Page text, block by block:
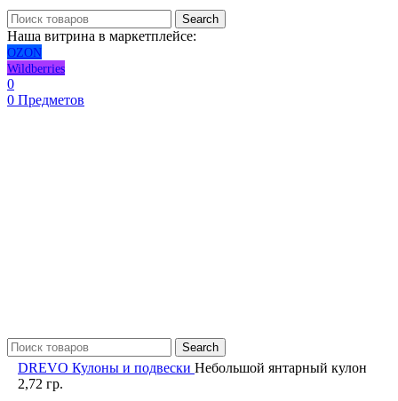
Search
Наша витрина в маркетплейсе:
OZON
Wildberries
0
0 Предметов
Search
DREVO Кулоны и подвески Небольшой янтарный кулон
2,72 гр.